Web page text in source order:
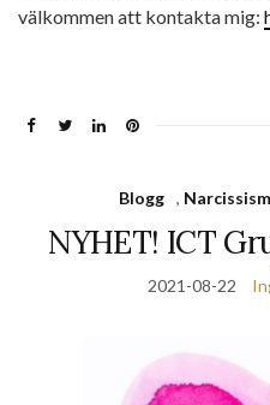
välkommen att kontakta mig:
Blogg ,
NYHET! ICT
2021-08-22